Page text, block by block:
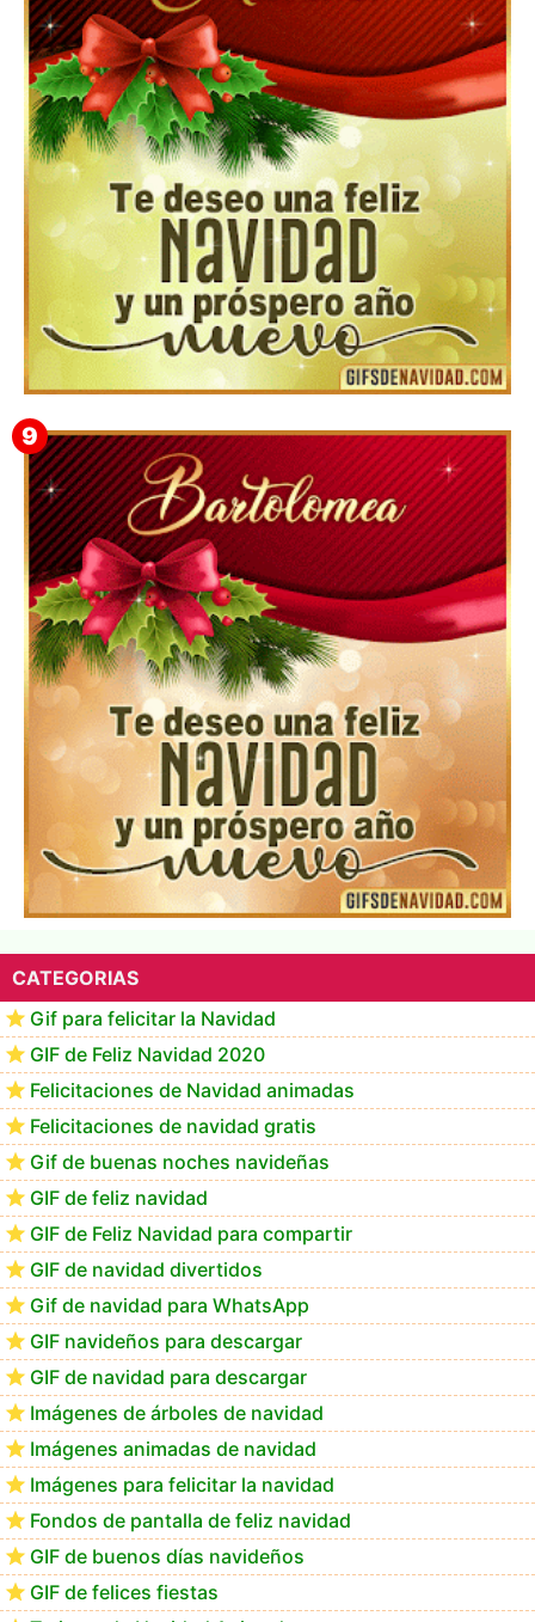
▷ Los Mejores Fondos de pantalla de feliz navidad
2022 📖
Te deseo una Feliz Navidad Marlene
Te deseo una Feliz Navidad Bartolomea
CATEGORIAS
Gif para felicitar la Navidad
GIF de Feliz Navidad 2020
Felicitaciones de Navidad animadas
Felicitaciones de navidad gratis
Gif de buenas noches navideñas
GIF de feliz navidad
GIF de Feliz Navidad para compartir
GIF de navidad divertidos
Gif de navidad para WhatsApp
GIF navideños para descargar
GIF de navidad para descargar
Imágenes de árboles de navidad
Imágenes animadas de navidad
Imágenes para felicitar la navidad
Fondos de pantalla de feliz navidad
GIF de buenos días navideños
GIF de felices fiestas